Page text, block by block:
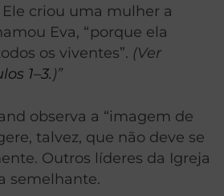
criou uma mulher a
Eva, “porque ela
os viventes”. (Ver
1–3.)”
observa a “imagem de
talvez, que não deve se
Outros líderes da Igreja
semelhante.